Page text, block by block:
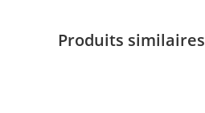
Produits similaires